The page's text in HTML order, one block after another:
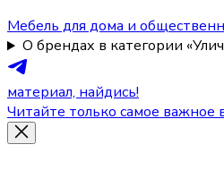
Мебель для дома и
О брендах в категории
материал, найдись!
Читайте только самое важное